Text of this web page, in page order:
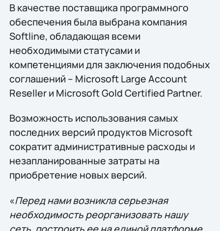
В качестве поставщика программного
обеспечения была выбрана компания
Softline, обладающая всеми
необходимыми статусами и
компетенциями для заключения подобных
соглашений – Microsoft Large Account
Reseller и Microsoft Gold Certified Partner.
Возможность использования самых
последних версий продуктов Microsoft
сократит административные расходы и
незапланированные затраты на
приобретение новых версий.
«Перед нами возникла серьезная
необходимость реорганизовать нашу